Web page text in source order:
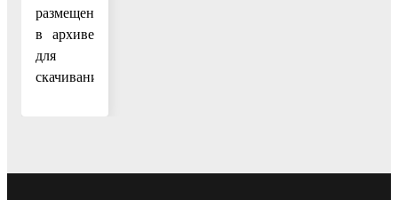
размещено
в архиве
для
скачивания